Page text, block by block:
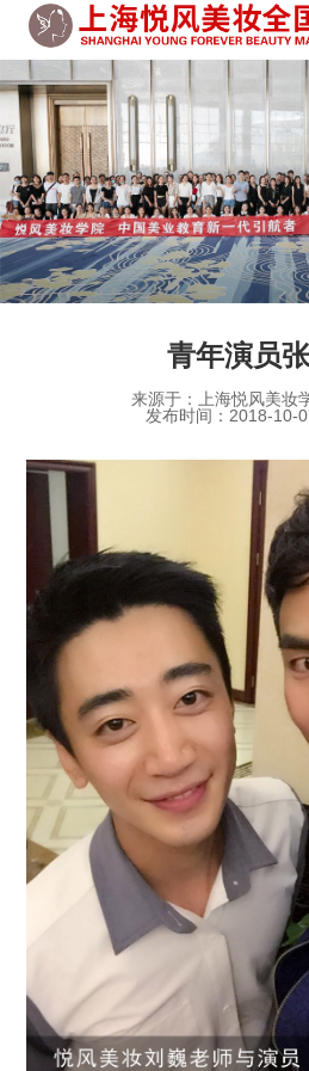
青年演员
来源于：上海悦风美妆
发布时间：2018-10-